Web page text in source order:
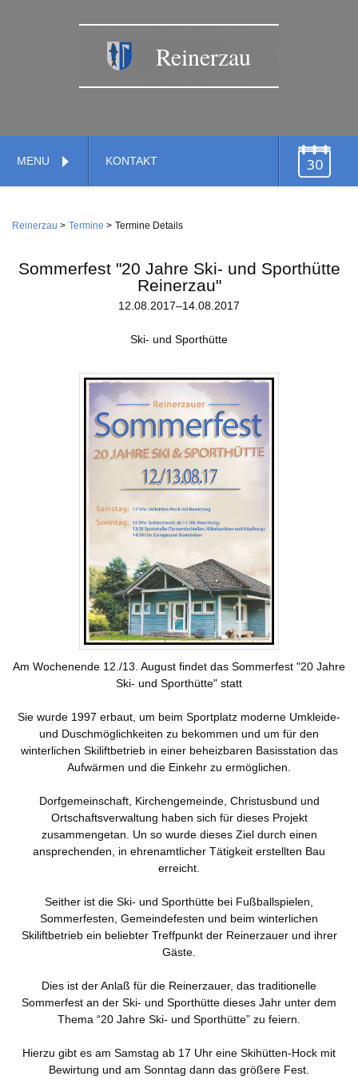
Reinerzau
überspringen
MENU KONTAKT
TERMINE
Reinerzau Termine Termine Details
Sommerfest "20 Jahre Ski- und Sporthütte
Reinerzau"
12.08.2017–14.08.2017
Ski- und Sporthütte
Am Wochenende 12./13. August findet das Sommerfest "20 Jahre
Ski- und Sporthütte" statt
Sie wurde 1997 erbaut, um beim Sportplatz moderne Umkleide-
und Duschmöglichkeiten zu bekommen und um für den
winterlichen Skiliftbetrieb in einer beheizbaren Basisstation das
Aufwärmen und die Einkehr zu ermöglichen.
Dorfgemeinschaft, Kirchengemeinde, Christusbund und
Ortschaftsverwaltung haben sich für dieses Projekt
zusammengetan. Un so wurde dieses Ziel durch einen
ansprechenden, in ehrenamtlicher Tätigkeit erstellten Bau
erreicht.
Seither ist die Ski- und Sporthütte bei Fußballspielen,
Sommerfesten, Gemeindefesten und beim winterlichen
Skiliftbetrieb ein beliebter Treffpunkt der Reinerzauer und ihrer
Gäste.
Dies ist der Anlaß für die Reinerzauer, das traditionelle
Sommerfest an der Ski- und Sporthütte dieses Jahr unter dem
Thema “20 Jahre Ski- und Sporthütte” zu feiern.
Hierzu gibt es am Samstag ab 17 Uhr eine Skihütten-Hock mit
Bewirtung und am Sonntag dann das größere Fest.
überspringen
Landwirtschaft
Tourismus
Gastgeber
Sehenswürdigkeiten
Dorfgemeinschaft
Fischergemeinschaft
Christusbund
Nachrichten